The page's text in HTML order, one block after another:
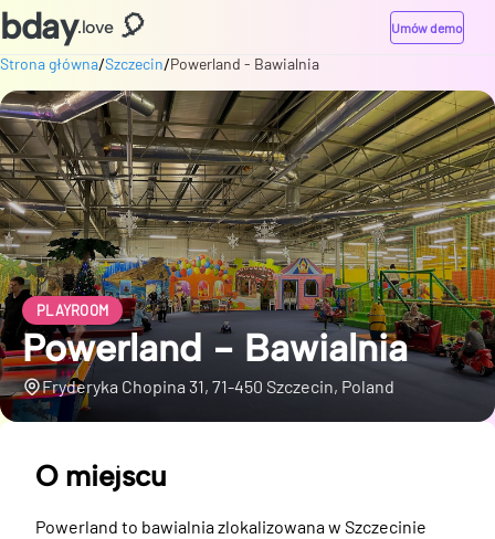
bday.love 🎈 Umów demo
Strona główna/Szczecin/Powerland - Bawialnia
PLAYROOM
Powerland - Bawialnia
Fryderyka Chopina 31, 71-450 Szczecin, Poland
O miejscu
Powerland to bawialnia zlokalizowana w Szczecinie